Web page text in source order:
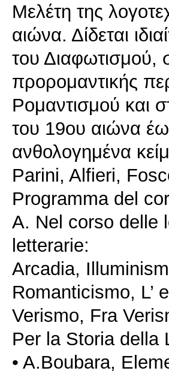
Μελέτη της
αιώνα. Δίδεται
του Διαφωτισμού,
προρομαντικής
Ρομαντισμού και
του 19ου αιώνα
ανθολογημένα
Parini, Alfieri,
Programma del
A. Nel corso delle
letterarie:
Arcadia,
Romanticismo, L’
Verismo, Fra
Per la Storia della
• A.Boubara,